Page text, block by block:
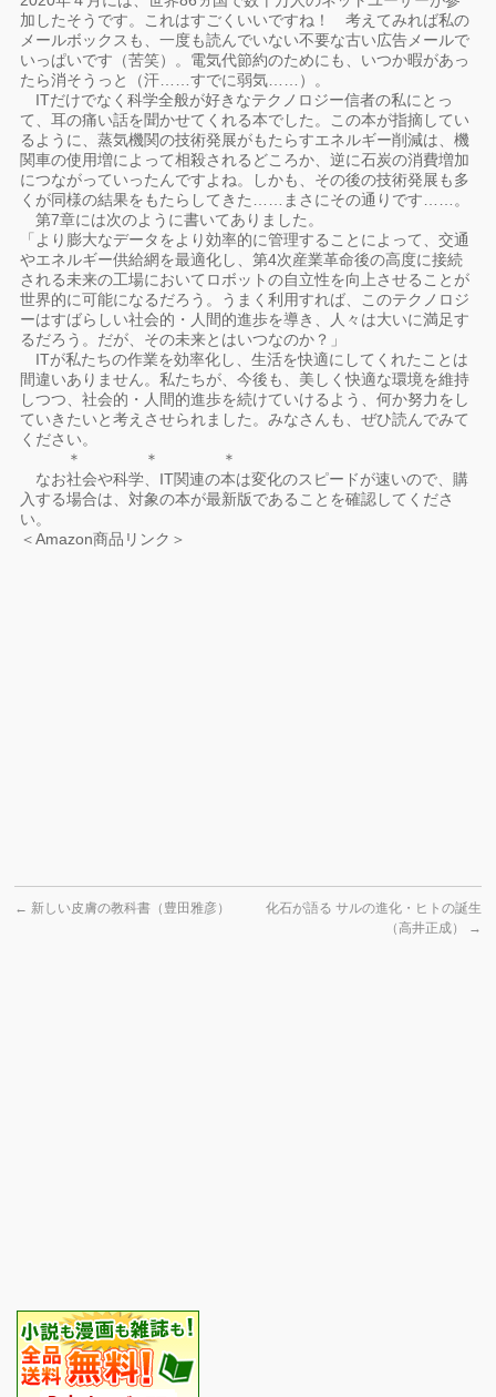
加したそうです。これはすごくいいですね！ 考えてみれば私の
メールボックスも、一度も読んでいない不要な古い広告メールで
いっぱいです（苦笑）。電気代節約のためにも、いつか暇があっ
たら消そうっと（汗……すでに弱気……）。
ITだけでなく科学全般が好きなテクノロジー信者の私にとっ
て、耳の痛い話を聞かせてくれる本でした。この本が指摘してい
るように、蒸気機関の技術発展がもたらすエネルギー削減は、機
関車の使用増によって相殺されるどころか、逆に石炭の消費増加
につながっていったんですよね。しかも、その後の技術発展も多
くが同様の結果をもたらしてきた……まさにその通りです……。
第7章には次のように書いてありました。
「より膨大なデータをより効率的に管理することによって、交通
やエネルギー供給網を最適化し、第4次産業革命後の高度に接続
される未来の工場においてロボットの自立性を向上させることが
世界的に可能になるだろう。うまく利用すれば、このテクノロジ
ーはすばらしい社会的・人間的進歩を導き、人々は大いに満足す
るだろう。だが、その未来とはいつなのか？」
ITが私たちの作業を効率化し、生活を快適にしてくれたことは
間違いありません。私たちが、今後も、美しく快適な環境を維持
しつつ、社会的・人間的進歩を続けていけるよう、何か努力をし
ていきたいと考えさせられました。みなさんも、ぜひ読んでみて
ください。
＊ ＊ ＊
なお社会や科学、IT関連の本は変化のスピードが速いので、購
入する場合は、対象の本が最新版であることを確認してくださ
い。
＜Amazon商品リンク＞
← 新しい皮膚の教科書（豊田雅彦）
化石が語る サルの進化・ヒトの誕生
（高井正成）
→